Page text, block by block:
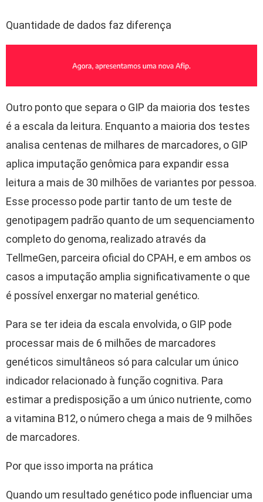
Quantidade de dados faz diferença
Outro ponto que separa o GIP da maioria dos testes
é a escala da leitura. Enquanto a maioria dos testes
analisa centenas de milhares de marcadores, o GIP
aplica imputação genômica para expandir essa
leitura a mais de 30 milhões de variantes por pessoa.
Esse processo pode partir tanto de um teste de
genotipagem padrão quanto de um sequenciamento
completo do genoma, realizado através da
TellmeGen, parceira oficial do CPAH, e em ambos os
casos a imputação amplia significativamente o que
é possível enxergar no material genético.
Para se ter ideia da escala envolvida, o GIP pode
processar mais de 6 milhões de marcadores
genéticos simultâneos só para calcular um único
indicador relacionado à função cognitiva. Para
estimar a predisposição a um único nutriente, como
a vitamina B12, o número chega a mais de 9 milhões
de marcadores.
Por que isso importa na prática
Quando um resultado genético pode influenciar uma